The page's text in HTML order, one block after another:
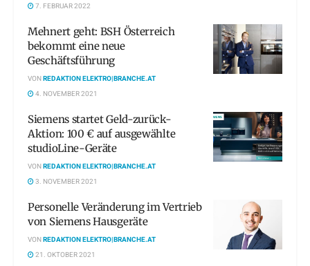
7. FEBRUAR 2022
Mehnert geht: BSH Österreich
bekommt eine neue
Geschäftsführung
VONREDAKTION ELEKTRO|BRANCHE.AT
4. NOVEMBER 2021
Siemens startet Geld-zurück-
Aktion: 100 € auf ausgewählte
studioLine-Geräte
VONREDAKTION ELEKTRO|BRANCHE.AT
3. NOVEMBER 2021
Personelle Veränderung im Vertrieb
von Siemens Hausgeräte
VONREDAKTION ELEKTRO|BRANCHE.AT
21. OKTOBER 2021